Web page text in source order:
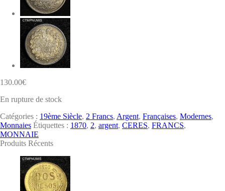
130.00€
En rupture de stock
Catégories : 19ème Siècle, 2 Francs, Argent, Françaises, Modernes,
Monnaies Étiquettes : 1870, 2, argent, CERES, FRANCS,
MONNAIE
Produits Récents